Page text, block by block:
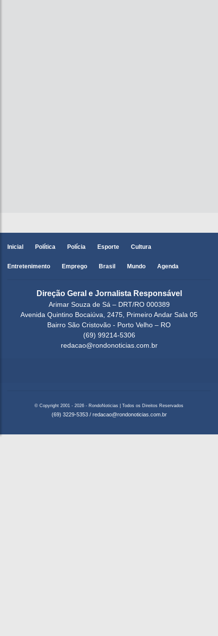
Inicial Política Polícia Esporte Cultura
Entretenimento Emprego Brasil Mundo Agenda
Direção Geral e Jornalista Responsável
Arimar Souza de Sá – DRT/RO 000389
Avenida Quintino Bocaiúva, 2475, Primeiro Andar Sala 05
Bairro São Cristovão - Porto Velho – RO
(69) 99214-5306
redacao@rondonoticias.com.br
© Copyright 2001 - 2026 - RondoNoticias | Todos os Direitos Reservados
(69) 3229-5353 / redacao@rondonoticias.com.br